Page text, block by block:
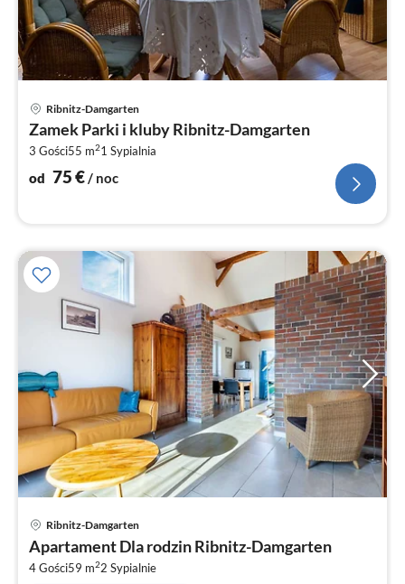
Ribnitz-Damgarten
Zamek Parki i kluby Ribnitz-Damgarten
3 Gości55 m21 Sypialnia
od 75€/ noc
Ribnitz-Damgarten
Apartament Dla rodzin Ribnitz-Damgarten
4 Gości59 m22 Sypialnie